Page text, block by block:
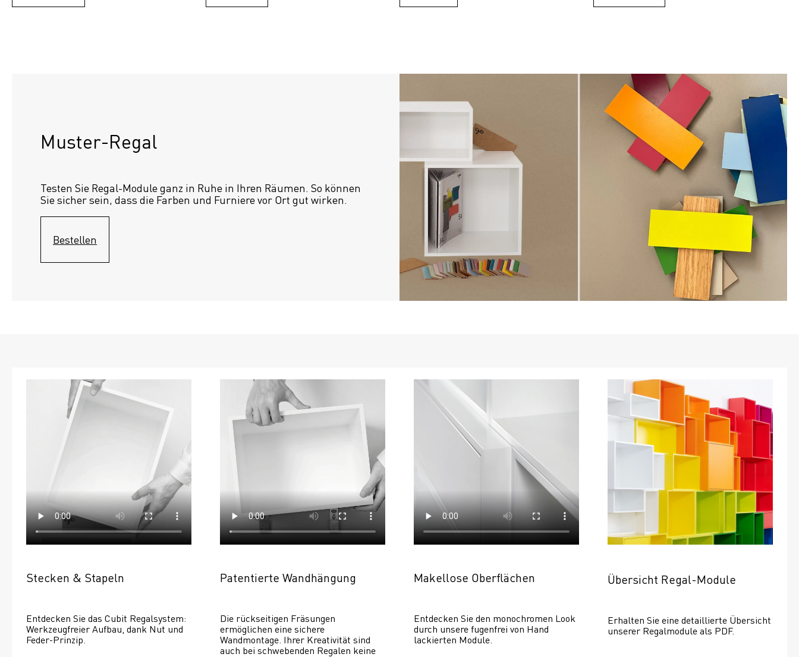
Muster-Regal
Testen Sie Regal-Module ganz in Ruhe in Ihren Räumen. So können
Sie sicher sein, dass die Farben und Furniere vor Ort gut wirken.
Bestellen
Stecken & Stapeln
Entdecken Sie das Cubit Regalsystem:
Werkzeugfreier Aufbau, dank Nut und
Feder-Prinzip.
Patentierte Wandhängung
Die rückseitigen Fräsungen
ermöglichen eine sichere
Wandmontage. Ihrer Kreativität sind
auch bei schwebenden Regalen keine
Makellose Oberflächen
Entdecken Sie den monochromen Look
durch unsere fugenfrei von Hand
lackierten Module.
Übersicht Regal-Module
Erhalten Sie eine detaillierte Übersicht
unserer Regalmodule als PDF.